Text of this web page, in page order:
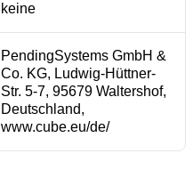
keine
PendingSystems GmbH &
Co. KG, Ludwig-Hüttner-
Str. 5-7, 95679 Waltershof,
Deutschland,
www.cube.eu/de/